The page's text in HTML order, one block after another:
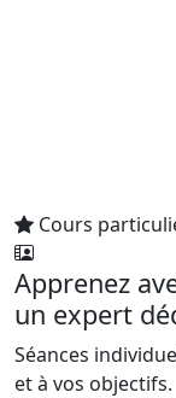
Cours
Apprenez
un expert
Séances
et à vos objectifs.